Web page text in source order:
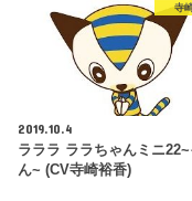
寺
2019.10.4
ラララ ララちゃんミニ22~
ん~ (CV寺崎裕香)